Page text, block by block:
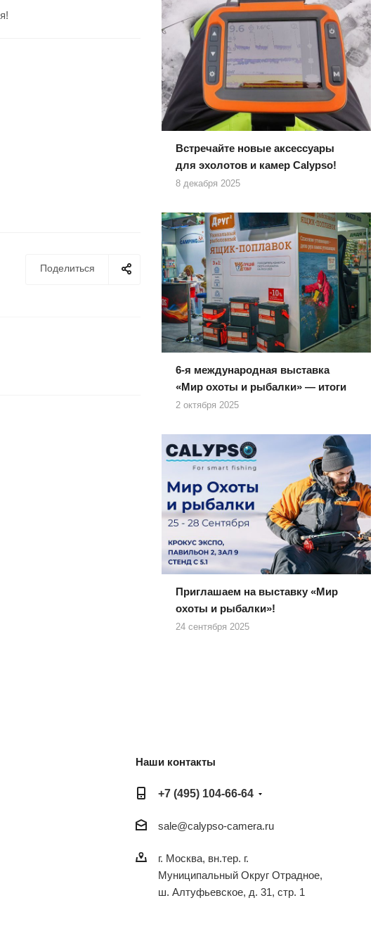
Поделиться
Встречайте новые аксессуары
для эхолотов и камер Calypso!
8 декабря 2025
6-я международная выставка
«Мир охоты и рыбалки» — итоги
2 октября 2025
Приглашаем на выставку «Мир
охоты и рыбалки»!
24 сентября 2025
Наши контакты
+7 (495) 104-66-64
sale@calypso-camera.ru
г. Москва, вн.тер. г.
Муниципальный Округ Отрадное,
ш. Алтуфьевское, д. 31, стр. 1